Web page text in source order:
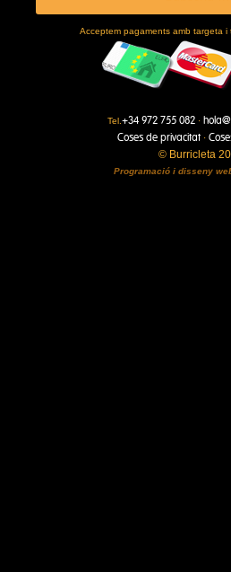
Acceptem pagaments amb targeta i
Tel. +34 972 755 082 ·
Coses de privacitat ·
© Burricleta
Programació i disseny